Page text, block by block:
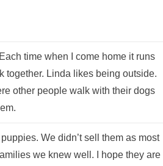
time when I come home it runs
together. Linda likes being outside.
other people walk with their dogs
We didn’t sell them as most
we knew well. I hope they are